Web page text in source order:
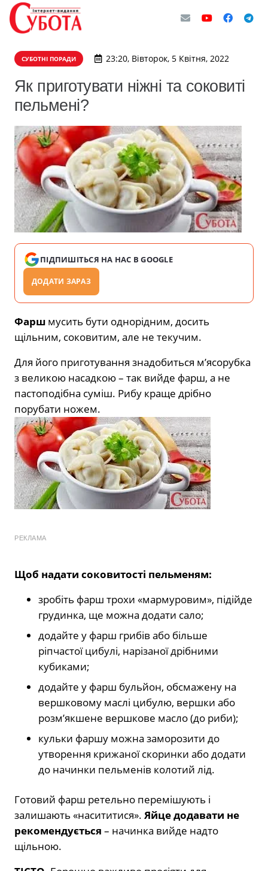
СУБОТНІ ПОРАДИ 23:20, Вівторок, 5 Квітня, 2022
Як приготувати ніжні та соковиті
пельмені?
ПІДПИШІТЬСЯ НА НАС В GOOGLE
ДОДАТИ ЗАРАЗ
Фарш мусить бути однорідним, досить
щільним, соковитим, але не текучим.
Для його приготування знадобиться м’ясорубка
з великою насадкою – так вийде фарш, а не
пастоподібна суміш. Рибу краще дрібно
порубати ножем.
РЕКЛАМА
Щоб надати соковитості пельменям:
зробіть фарш трохи «мармуровим», підійде
грудинка, ще можна додати сало;
додайте у фарш грибів або більше
ріпчастої цибулі, нарізаної дрібними
кубиками;
додайте у фарш бульйон, обсмажену на
вершковому маслі цибулю, вершки або
розм’якшене вершкове масло (до риби);
кульки фаршу можна заморозити до
утворення крижаної скоринки або додати
до начинки пельменів колотий лід.
Готовий фарш ретельно перемішують і
залишають «насититися». Яйце додавати не
рекомендується – начинка вийде надто
щільною.